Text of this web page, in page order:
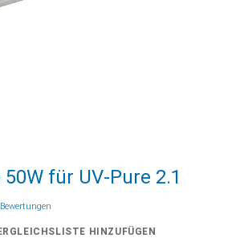
für UV-Pure 2.1
Bewertungen
HINZUFÜGEN